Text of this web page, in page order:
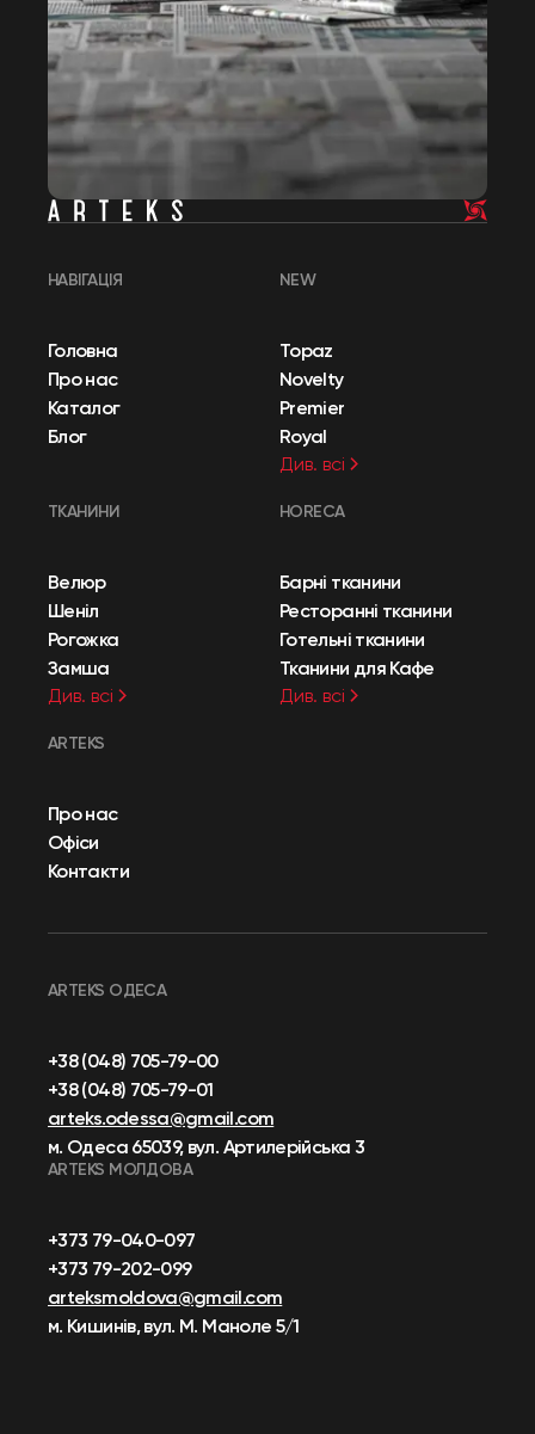
НАВІГАЦІЯ
Головна
Про нас
Каталог
Блог
NEW
Topaz
Novelty
Premier
Royal
Див. всі
ТКАНИНИ
Велюр
Шеніл
Рогожка
Замша
Див. всі
HORECA
Барні тканини
Ресторанні тканини
Готельні тканини
Тканини для Кафе
Див. всі
ARTEKS
Про нас
Офіси
Контакти
ARTEKS ОДЕСА
+38 (048) 705-79-00
+38 (048) 705-79-01
arteks.odessa@gmail.com
м. Одеса 65039, вул. Артилерійська 3
ARTEKS МОЛДОВА
+373 79-040-097
+373 79-202-099
arteksmoldova@gmail.com
м. Кишинів, вул. М. Маноле 5/1